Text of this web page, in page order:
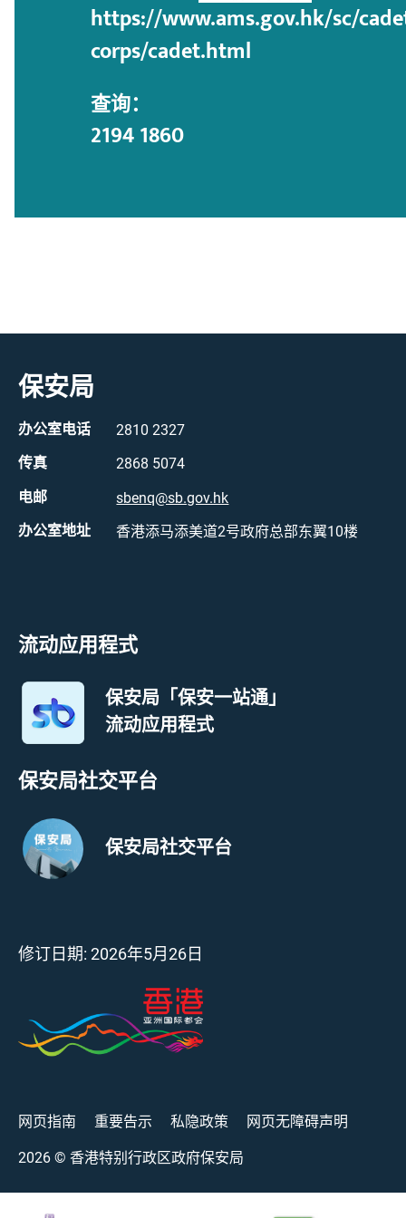
https://www.ams.gov.hk/sc/
corps/cadet.html
查询：
2194 1860
保安局
办公室电话 2810 2327
传真 2868 5074
电邮 sbenq@sb.gov.hk
办公室地址 香港添马添美道2号政府总部东翼10楼
流动应用程式
保安局「保安一站通」
流动应用程式
保安局社交平台
保安局社交平台
修订日期:2026年5月26日
网页指南 重要告示 私隐政策 网页无障碍声明
2026 © 香港特别行政区政府保安局